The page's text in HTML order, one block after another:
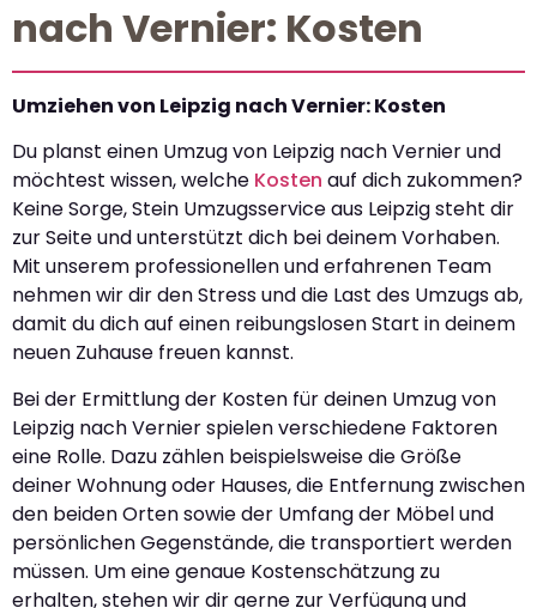
nach Vernier: Kosten
Umziehen von Leipzig nach Vernier: Kosten
Du planst einen Umzug von Leipzig nach Vernier und
möchtest wissen, welche Kosten auf dich zukommen?
Keine Sorge, Stein Umzugsservice aus Leipzig steht dir
zur Seite und unterstützt dich bei deinem Vorhaben.
Mit unserem professionellen und erfahrenen Team
nehmen wir dir den Stress und die Last des Umzugs ab,
damit du dich auf einen reibungslosen Start in deinem
neuen Zuhause freuen kannst.
Bei der Ermittlung der Kosten für deinen Umzug von
Leipzig nach Vernier spielen verschiedene Faktoren
eine Rolle. Dazu zählen beispielsweise die Größe
deiner Wohnung oder Hauses, die Entfernung zwischen
den beiden Orten sowie der Umfang der Möbel und
persönlichen Gegenstände, die transportiert werden
müssen. Um eine genaue Kostenschätzung zu
erhalten, stehen wir dir gerne zur Verfügung und